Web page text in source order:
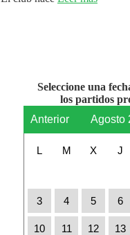
Seleccione una
los partidos
Anterior
Agosto
L M X J
3 4 5 6
10 11 12 13